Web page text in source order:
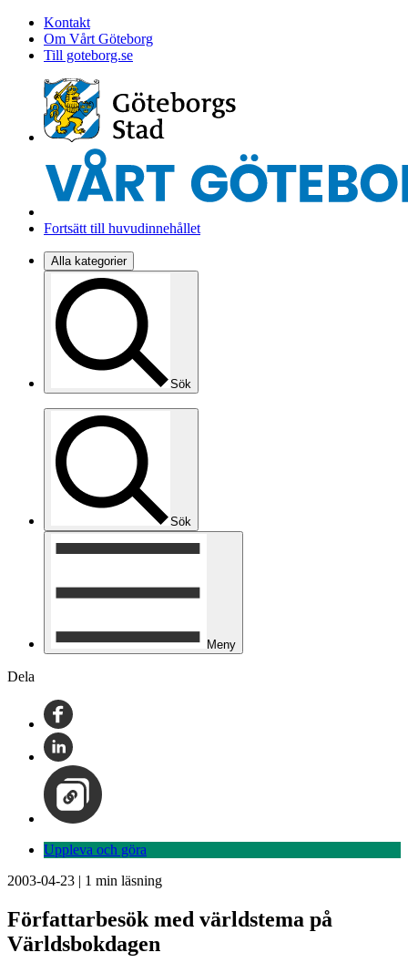
Kontakt
Om Vårt Göteborg
Till goteborg.se
Fortsätt till huvudinnehållet
Alla kategorier
Sök
Sök
Meny
Dela
Uppleva och göra
2003-04-23 | 1 min läsning
Författarbesök med världstema på
Världsbokdagen